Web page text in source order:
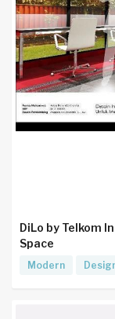
DiLo by Telkom
Space
Modern